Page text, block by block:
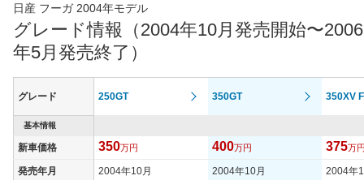
最高トルク 455 [46]/ 4,000 455 [46]/ 4,000 265
過給機 -
(前)
245/40R19 94W 245/45R18 96W 225/
タイヤサイズ
(後)
日産 フーガ 2004年モデル
グレード情報（2004年10月発売開始〜2006
年5月発売終了）
グレード 250GT 350GT 350XV
基本情報
新車価格 350万円 400万円 375万
発売年月 2004年10月 2004年10月 2004年